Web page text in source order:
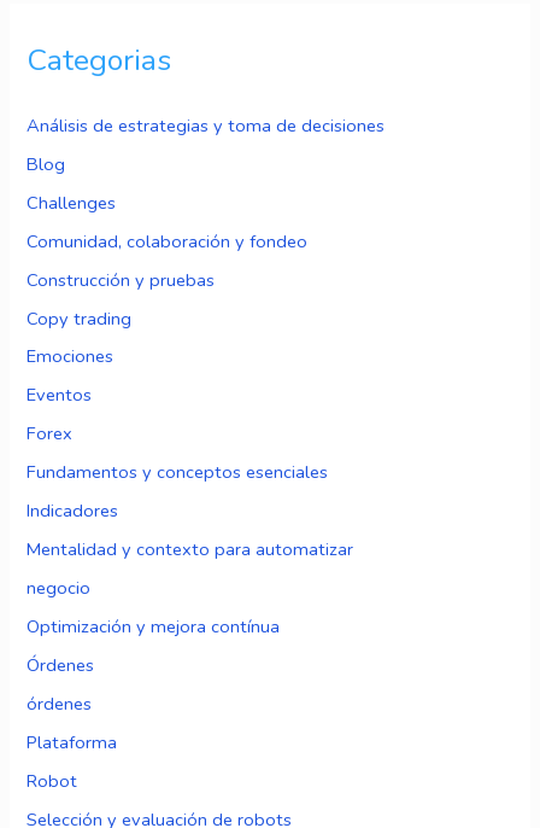
Categorias
Análisis de estrategias y toma de decisiones
Blog
Challenges
Comunidad, colaboración y fondeo
Construcción y pruebas
Copy trading
Emociones
Eventos
Forex
Fundamentos y conceptos esenciales
Indicadores
Mentalidad y contexto para automatizar
negocio
Optimización y mejora contínua
Órdenes
órdenes
Plataforma
Robot
Selección y evaluación de robots